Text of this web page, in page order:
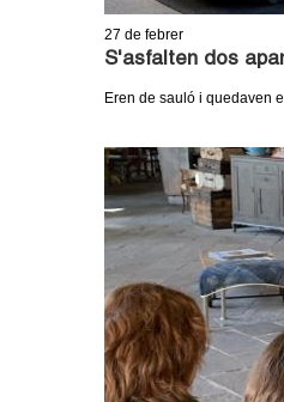
s
27 de febrer
S'asfalten dos
Eren de sauló i quedaven